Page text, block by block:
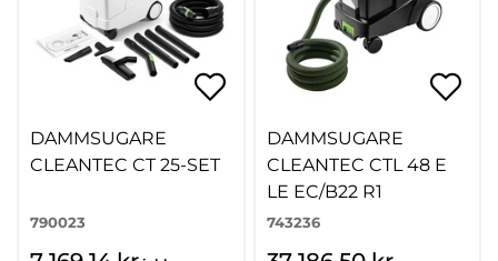
DAMMSUGARE
CLEANTEC CT 25-SET
790023
DAMMSUGARE
CLEANTEC CTL 48 E
LE EC/B22 R1
743236